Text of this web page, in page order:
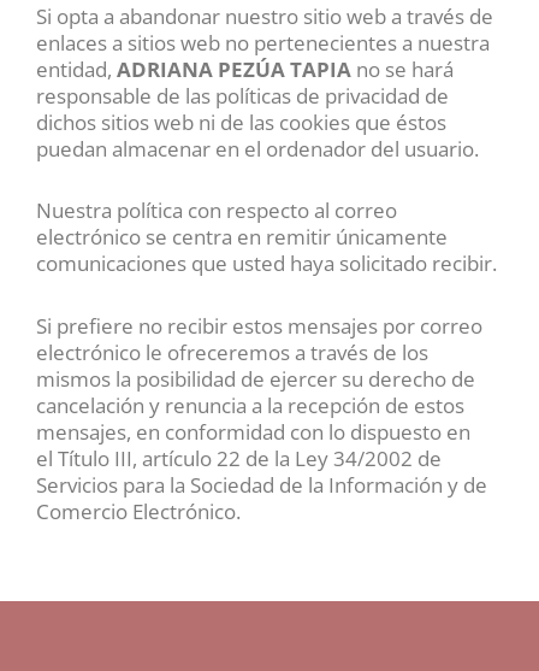
Si opta a abandonar nuestro sitio web a través de
enlaces a sitios web no pertenecientes a nuestra
entidad, ADRIANA PEZÚA TAPIA no se hará
responsable de las políticas de privacidad de
dichos sitios web ni de las cookies que éstos
puedan almacenar en el ordenador del usuario.
Nuestra política con respecto al correo
electrónico se centra en remitir únicamente
comunicaciones que usted haya solicitado recibir.
Si prefiere no recibir estos mensajes por correo
electrónico le ofreceremos a través de los
mismos la posibilidad de ejercer su derecho de
cancelación y renuncia a la recepción de estos
mensajes, en conformidad con lo dispuesto en
el Título III, artículo 22 de la Ley 34/2002 de
Servicios para la Sociedad de la Información y de
Comercio Electrónico.